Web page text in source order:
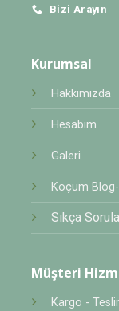
Bizi Arayın
Kurumsal
Hakkımızda
Hesabım
Galeri
Koçum Blog-
Sıkça
Müşteri
Kargo -